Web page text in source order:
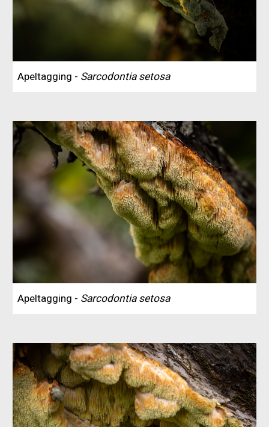
Apeltagging - Sarcodontia setosa
Apeltagging - Sarcodontia setosa